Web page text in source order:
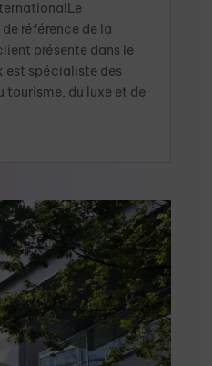
référence de la
présente dans le
est spécialiste des
tourisme, du luxe et de